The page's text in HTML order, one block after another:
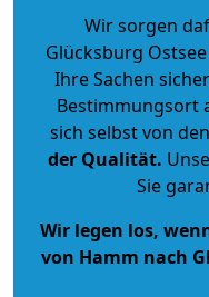
Wir sorgen
Glücksburg
Ihre Sachen
Bestimmungsort
sich selbst von den
der Qualität.
Sie
Wir legen los,
von Hamm nach